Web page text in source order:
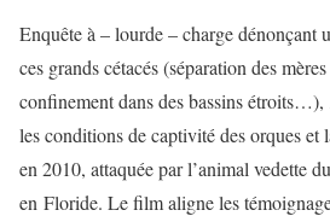
Enquête à – lourde – charge dénonçant
ces grands cétacés (séparation des
confinement dans des bassins étroits…),
les conditions de captivité des orques et
en 2010, attaquée par l’animal vedette
en Floride. Le film aligne les